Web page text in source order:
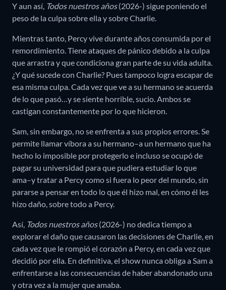
Y aun así, Todos nuestros años(2026-) sigue poniendo el
peso de la culpa sobre ella y sobre Charlie.
Mientras tanto, Percy vive durante años consumida por el
remordimiento. Tiene ataques de pánico debido a la culpa
que arrastra y que condiciona gran parte de su vida adulta.
¿Y qué sucede con Charlie? Pues tampoco logra escapar de
esa misma culpa. Cada vez que ve a su hermano se acuerda
de lo que pasó…y se siente horrible, sucio. Ambos se
castigan constantemente por lo que hicieron.
Sam, sin embargo, no se enfrenta a sus propios errores. Se
permite llamar víbora a su hermano–a un hermano que ha
hecho lo imposible por protegerlo e incluso se ocupó de
pagar su universidad para que pudiera estudiar lo que
ama–y tratar a Percy como si fuera lo peor del mundo, sin
pararse a pensar en todo lo que él hizo mal, en cómo él les
hizo daño, sobre todo a Percy.
Así, Todos nuestros años(2026-) no dedica tiempo a
explorar el daño que causaron las decisiones de Charlie, en
cada vez que le rompió el corazón a Percy, en cada vez que
decidió por ella. En definitiva, el show nunca obliga a Sam a
enfrentarse a las consecuencias de haber abandonado una
y otra vez a la mujer que amaba.